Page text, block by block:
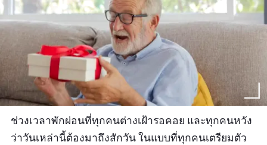
ช่วงเวลาพักผ่อนที่ทุกคนต่างเฝ้ารอคอย และทุกคนหวัง
ว่าวันเหล่านี้ต้องมาถึงสักวัน ในแบบที่ทุกคนเตรียมตัว